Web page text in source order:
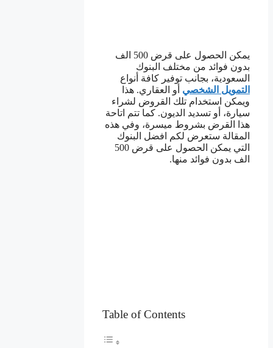
يمكن الحصول على قرض 500 الف
بدون فوائد من مختلف البنوك
السعودية، بجانب توفير كافة أنواع
التمويل الشخصي أو العقاري. هذا
ويمكن استخدام تلك القروض لشراء
سيارة، أو تسديد الديون. كما تتم اتاحة
هذا القرض بشروط ميسرة، وفي هذه
المقالة ستعرض لكم افضل البنوك
التي يمكن الحصول على قرض 500
الف بدون فوائد منها.
Table of Contents